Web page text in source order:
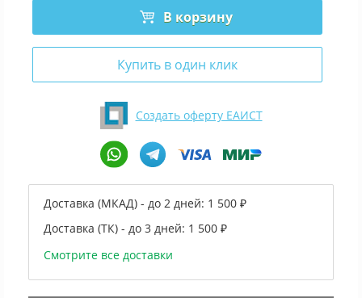
В корзину
Купить в один клик
Создать оферту ЕАИСТ
Доставка (МКАД) - до 2 дней: 1 500 ₽
Доставка (ТК) - до 3 дней: 1 500 ₽
Смотрите все доставки